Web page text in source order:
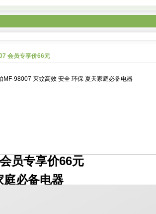
会员专享价66元
MF-98007 灭蚊高效 安全 环保 夏天家庭必备电器
员专享价66元
必备电器